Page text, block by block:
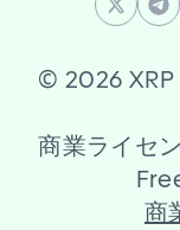
© 2026
商業ライセ
商